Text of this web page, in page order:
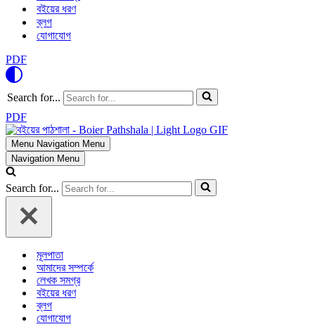
বইয়ের ধরণ
ব্লগ
যোগাযোগ
PDF
Search for...
PDF
Menu Navigation Menu
Navigation Menu
Search for...
মূলপাতা
আমাদের সম্পর্কে
লেখক সমগ্র
বইয়ের ধরণ
ব্লগ
যোগাযোগ